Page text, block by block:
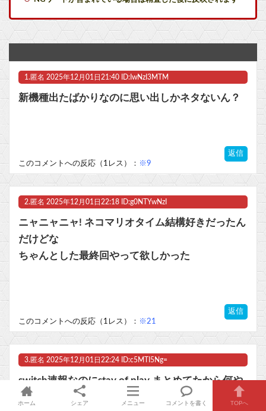
【国際】台湾メディア「態度の悪い日本の店員を黙らせる方法」
「途中から急激につまらなくなった漫画」←思い浮かべた作品他
マスク 十兆円を失う‥投資家「アメリカ党？バカかコイツw」
ビットコイン再び1600万円へ。ドル円は147円に
Powered by livedoor 相互RSS
1. 匿名 2025年12月01日21:40 ID:IwNzI3MTM
新機種出たばかりなのに思い出しかネタないん？
返信
このコメントへの反応（1レス）： ※9
2. 匿名 2025年12月01日22:18 ID:g0NTYwNzI
ニャニャニャ! ネコマリオタイム結構好きだったん
だけどな
ちゃんとした最終回やって欲しかった
返信
このコメントへの反応（1レス）： ※21
3. 匿名 2025年12月01日22:24 ID:c5MTI5Ng=
switch速報なのにstay of play まとめてたから何や
っても負けだぞもう
ホーム シェア メニュー コメントを書く TOPへ